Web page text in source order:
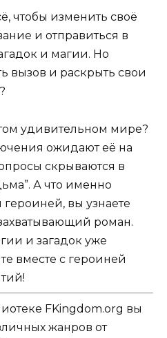
чтобы изменить своё
и отправиться в
и магии. Но
вызов и раскрыть свои
удивительном мире?
ожидают её на
скрываются в
А что именно
вы узнаете
роман.
и загадок уже
вместе с героиней
FKingdom.org вы
жанров от